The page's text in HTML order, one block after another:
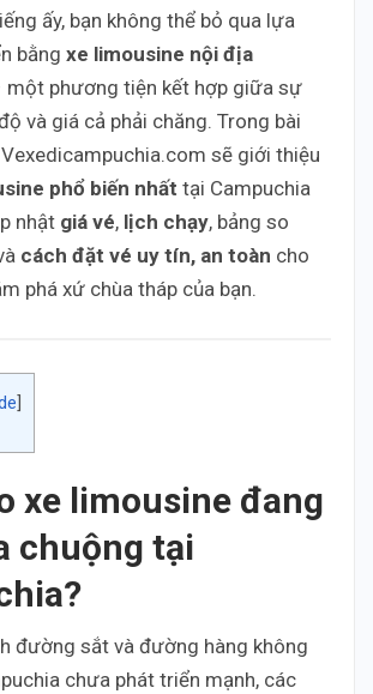
ấy, bạn không thể bỏ qua lựa
bằng xe limousine nội địa
một phương tiện kết hợp giữa sự
và giá cả phải chăng. Trong bài
sẽ giới thiệu
phổ biến nhất tại Campuchia
nhật giá vé, lịch chạy, bảng so
cách đặt vé uy tín, an toàn cho
phá xứ chùa tháp của bạn.
xe limousine đang
chuộng tại
đường sắt và đường hàng không
chưa phát triển mạnh, các